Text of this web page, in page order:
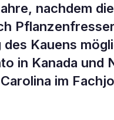
nachdem
Kauens
in Kanada und
im